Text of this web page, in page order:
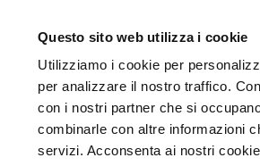
Questo sito web utilizza i cookie
Utilizziamo i cookie per
per analizzare il nostro traffico.
con i nostri partner che si
combinarle con altre informazioni
servizi. Acconsenta ai nostri